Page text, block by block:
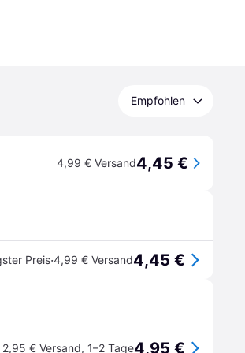
Empfohlen
4,99 € Versand4,45 €
Preis·4,99 € Versand4,45 €
2,95 € Versand, 1–2 Tage4,95 €